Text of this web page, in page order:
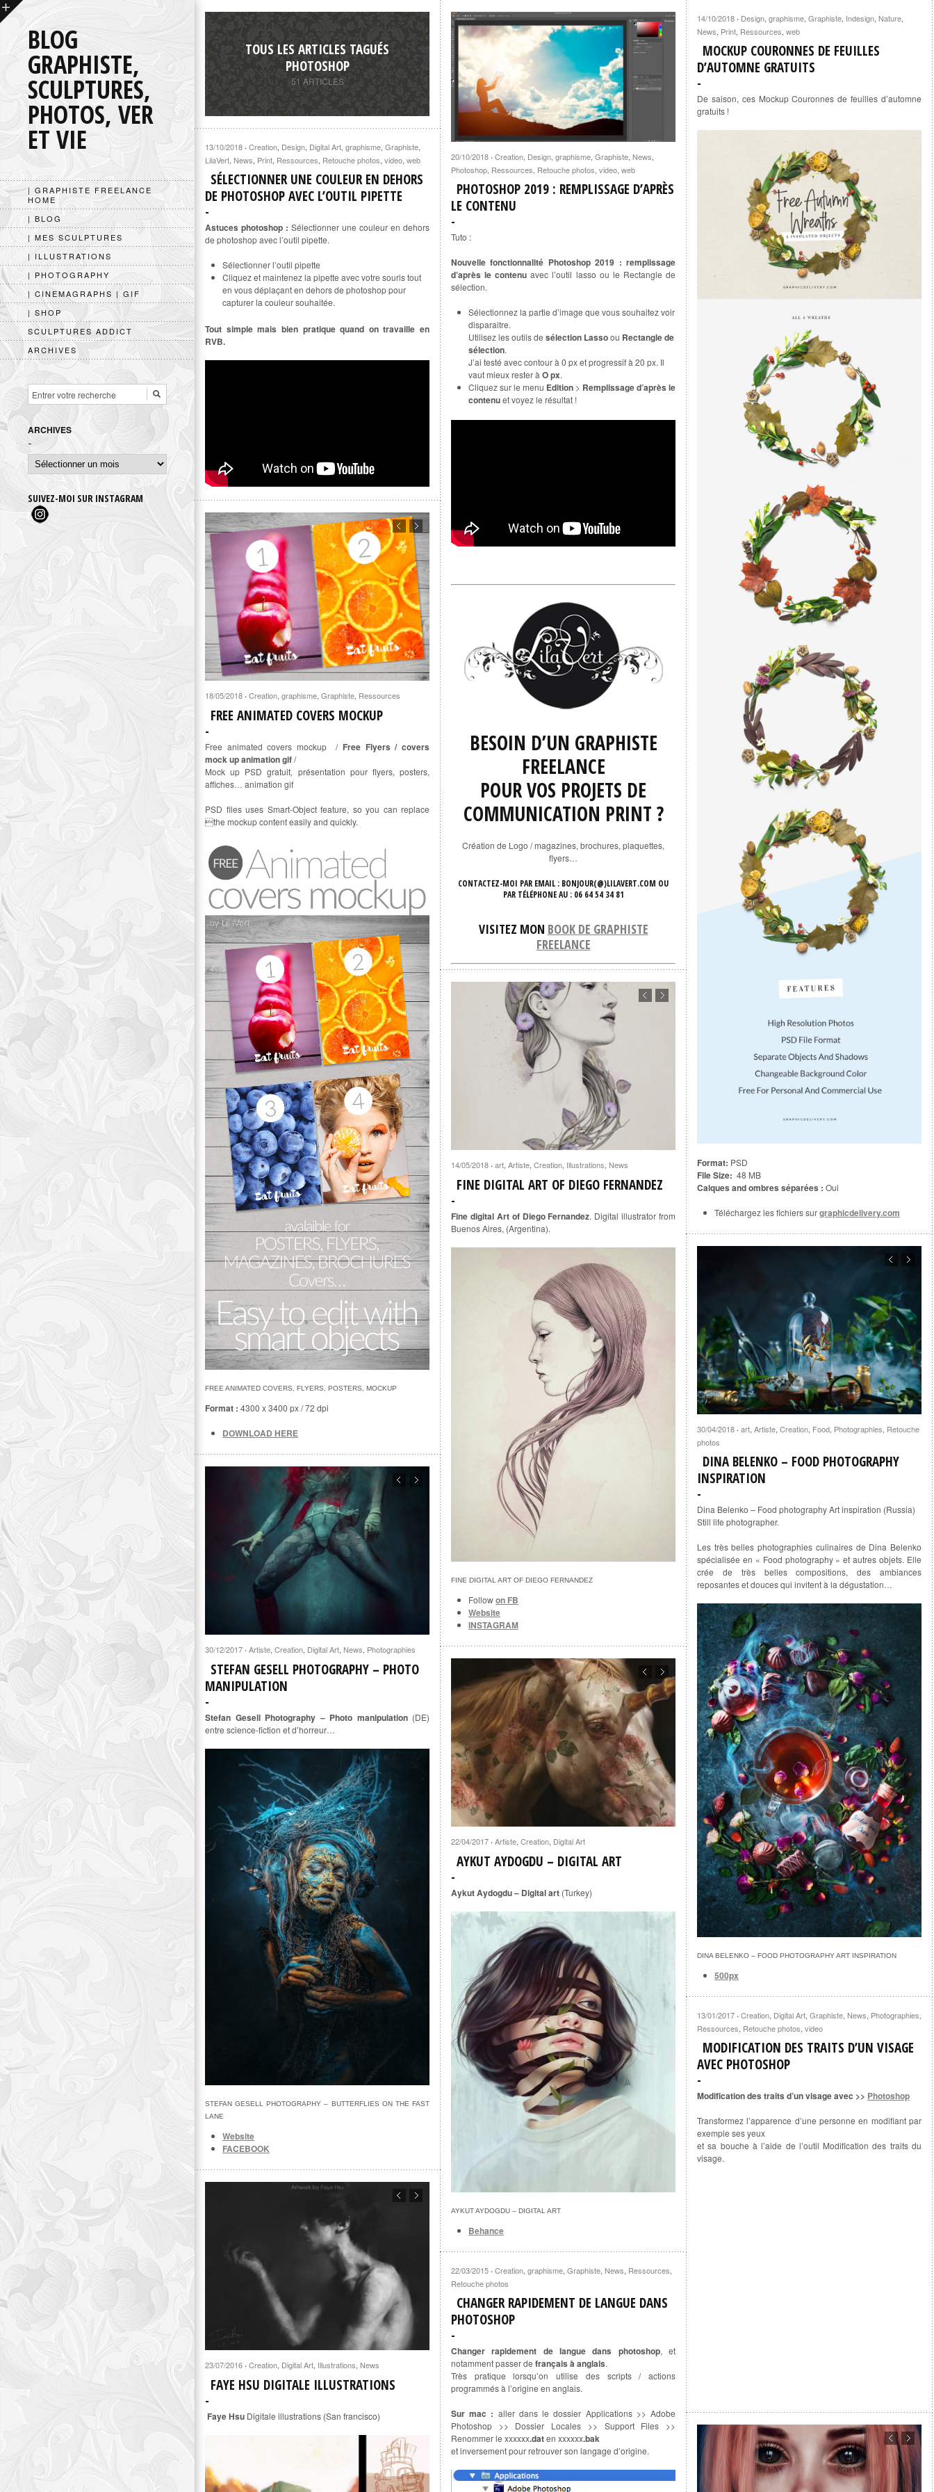
BLOG
GRAPHISTE,
SCULPTURES,
PHOTOS, VER
ET VIE
| GRAPHISTE FREELANCE
HOME
| BLOG
| MES SCULPTURES
| ILLUSTRATIONS
| PHOTOGRAPHY
| CINEMAGRAPHS | GIF
| SHOP
SCULPTURES ADDICT
ARCHIVES
ARCHIVES
Archives
SUIVEZ-MOI SUR INSTAGRAM
TOUS LES ARTICLES TAGUÉS
PHOTOSHOP
51 ARTICLES
20/10/2018 · Creation, Design, graphisme, Graphiste, News,
Photoshop, Ressources, Retouche photos, video, web
PHOTOSHOP 2019 : REMPLISSAGE D’APRÈS
LE CONTENU
Tuto :
Nouvelle fonctionnalité Photoshop 2019 : remplissage
d’après le contenu avec l’outil lasso ou le Rectangle de
sélection.
Sélectionnez la partie d’image que vous souhaitez voir
disparaitre.
Utilisez les outils de sélection Lassoou Rectangle de
sélection.
J’ai testé avec contour à 0 px et progressif à 20 px. Il
vaut mieux rester à O px.
Cliquez sur le menu Edition > Remplissage d’après le
contenuet voyez le résultat !
BESOIN D’UN GRAPHISTE
FREELANCE
POUR VOS PROJETS DE
COMMUNICATION PRINT ?
Création de Logo / magazines, brochures, plaquettes,
flyers…
CONTACTEZ-MOI PAR EMAIL : BONJOUR(@)LILAVERT.COM OU
PAR TÉLÉPHONE AU: 06 64 54 34 81
VISITEZ MON BOOK DE GRAPHISTE
FREELANCE
14/10/2018 · Design, graphisme, Graphiste, Indesign, Nature,
News, Print, Ressources, web
MOCKUP COURONNES DE FEUILLES
D’AUTOMNE GRATUITS
De saison, ces Mockup Couronnes de feuilles d’automne
gratuits !
Format: PSD
File Size: 48 MB
Calques and ombres séparées : Oui
Téléchargez les fichiers surgraphicdelivery.com
13/10/2018 · Creation, Design, Digital Art, graphisme, Graphiste,
LilaVert, News, Print, Ressources, Retouche photos, video, web
SÉLECTIONNER UNE COULEUR EN DEHORS
DE PHOTOSHOP AVEC L’OUTIL PIPETTE
Astuces photoshop : Sélectionner une couleur en dehors
de photoshop avec l’outil pipette.
Sélectionner l’outil pipette
Cliquez et maintenez la pipette avec votre souris tout
en vous déplaçant en dehors de photoshop pour
capturer la couleur souhaitée.
Tout simple mais bien pratique quand on travaille en
RVB.
18/05/2018 · Creation, graphisme, Graphiste, Ressources
FREE ANIMATED COVERS MOCKUP
Free animated covers mockup / Free Flyers / covers
mock up animation gif/
Mock up PSD gratuit, présentation pour flyers, posters,
affiches… animation gif
PSD files uses Smart-Object feature, so you can replace
the mockup content easily and quickly.
FREE ANIMATED COVERS, FLYERS, POSTERS, MOCKUP
Format : 4300 x 3400 px / 72 dpi
DOWNLOAD HERE
14/05/2018 · art, Artiste, Creation, Illustrations, News
FINE DIGITAL ART OF DIEGO FERNANDEZ
Fine digital Art of Diego Fernandez. Digital illustrator from
Buenos Aires, (Argentina).
FINE DIGITAL ART OF DIEGO FERNANDEZ
Followon FB
Website
INSTAGRAM
30/04/2018 · art, Artiste, Creation, Food, Photographies, Retouche
photos
DINA BELENKO – FOOD PHOTOGRAPHY
INSPIRATION
Dina Belenko – Food photography Art inspiration (Russia)
Still life photographer.
Les très belles photographies culinaires de Dina Belenko
spécialisée en « Food photography » et autres objets. Elle
crée de très belles compositions, des ambiances
reposantes et douces qui invitent à la dégustation…
DINA BELENKO – FOOD PHOTOGRAPHY ART INSPIRATION
500px
30/12/2017 · Artiste, Creation, Digital Art, News, Photographies
STEFAN GESELL PHOTOGRAPHY – PHOTO
MANIPULATION
Stefan Gesell Photography – Photo manipulation(DE)
entre science-fiction et d’horreur…
STEFAN GESELL PHOTOGRAPHY – BUTTERFLIES ON THE FAST
LANE
Website
FACEBOOK
22/04/2017 · Artiste, Creation, Digital Art
AYKUT AYDOGDU – DIGITAL ART
Aykut Aydogdu – Digital art (Turkey)
AYKUT AYDOGDU – DIGITAL ART
Behance
13/01/2017 · Creation, Digital Art, Graphiste, News, Photographies,
Ressources, Retouche photos, video
MODIFICATION DES TRAITS D’UN VISAGE
AVEC PHOTOSHOP
Modification des traits d’un visage avec >> Photoshop
Transformez l’apparence d’une personne en modifiant par
exemple ses yeux
et sa bouche à l’aide de l’outil Modification des traits du
visage.
23/07/2016 · Creation, Digital Art, Illustrations, News
FAYE HSU DIGITALE ILLUSTRATIONS
Faye Hsu Digitale illustrations (San francisco)
22/03/2015 · Creation, graphisme, Graphiste, News, Ressources,
Retouche photos
CHANGER RAPIDEMENT DE LANGUE DANS
PHOTOSHOP
Changer rapidement de langue dans photoshop, et
notamment passer de français à anglais.
Très pratique lorsqu’on utilise des scripts / actions
programmés à l’origine en anglais.
Sur mac : aller dans le dossier Applications >> Adobe
Photoshop >> Dossier Locales >> Support Files >>
Renommer le xxxxxx.daten xxxxxx.bak
et inversement pour retrouver son langage d’origine.